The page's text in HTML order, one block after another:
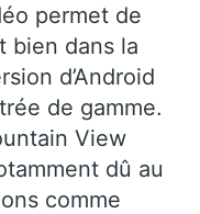
permet de
bien dans la
d’Android
de gamme.
View
dû au
comme